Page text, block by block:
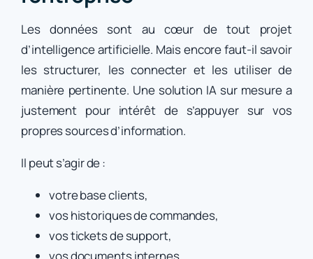
Les données sont au cœur de tout projet
d’intelligence artificielle. Mais encore faut-il savoir
les structurer, les connecter et les utiliser de
manière pertinente. Une solution IA sur mesure a
justement pour intérêt de s’appuyer sur vos
propres sources d’information.
Il peut s’agir de :
votre base clients,
vos historiques de commandes,
vos tickets de support,